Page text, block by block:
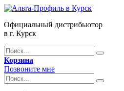
Официальный дистрибьютор
в г. Курск
Корзина
Позвоните мне